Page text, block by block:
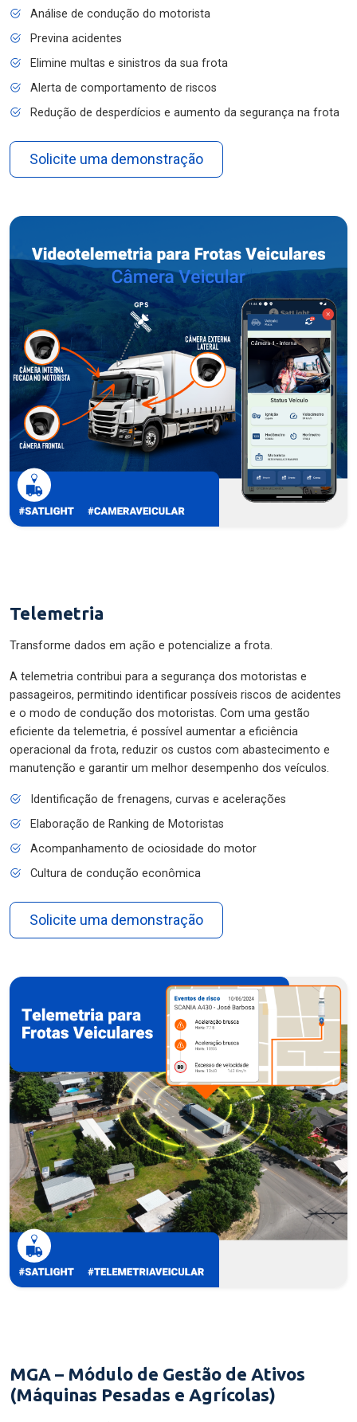
Análise de condução do motorista
Previna acidentes
Elimine multas e sinistros da sua frota
Alerta de comportamento de riscos
Redução de desperdícios e aumento da segurança na frota
Solicite uma demonstração
Telemetria
Transforme dados em ação e potencialize a frota.
A telemetria contribui para a segurança dos motoristas e
passageiros, permitindo identificar possíveis riscos de acidentes
e o modo de condução dos motoristas. Com uma gestão
eficiente da telemetria, é possível aumentar a eficiência
operacional da frota, reduzir os custos com abastecimento e
manutenção e garantir um melhor desempenho dos veículos.
Identificação de frenagens, curvas e acelerações
Elaboração de Ranking de Motoristas
Acompanhamento de ociosidade do motor
Cultura de condução econômica
Solicite uma demonstração
MGA – Módulo de Gestão de Ativos
(Máquinas Pesadas e Agrícolas)